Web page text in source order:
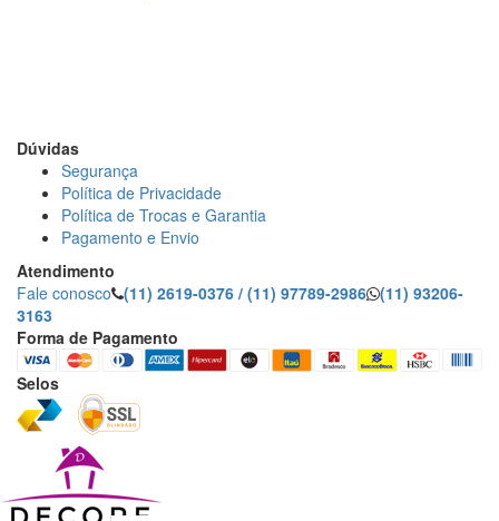
Dúvidas
Segurança
Política de Privacidade
Política de Trocas e Garantia
Pagamento e Envio
Atendimento
Fale conosco (11) 2619-0376 / (11) 97789-2986 (11) 93206-
3163
Forma de Pagamento
Selos